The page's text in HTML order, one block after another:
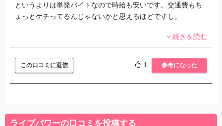
というよりは単発バイトなので時給も安いです。交通費もち
ょっとケチってるんじゃないかと思えるほどですし。
自分の場合は、会場の設営・撤去だったので本番ではやるこ
となしでした。完璧に肉体労働だったんで、初めて勤務した
翌日は筋肉痛や関節痛がひどかったです。それなりに有名な
アーティストや初音ミクのような規模の大きなイベントだ
と、設営・撤去も使用するものが多くて時間がかかります。
つきなのはありがたいんですけどね。
続きを読む
この口コミに返信 1 参考になった
ライブパワーの口コミを投稿する